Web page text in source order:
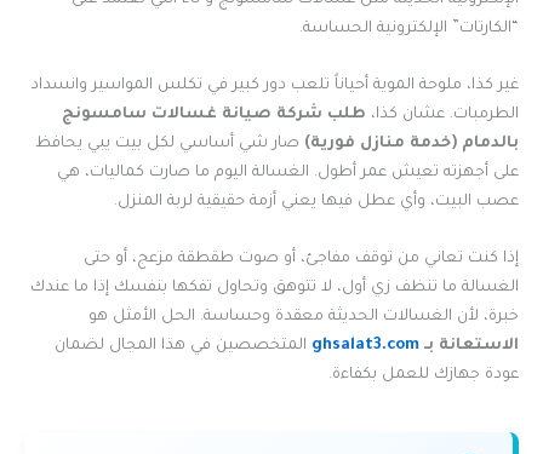
“الكارتات” الإلكترونية الحساسة.
غير كذا، ملوحة الموية أحياناً تلعب دور كبير في تكلس المواسير وانسداد
الطرمبات. عشان كذا، طلب شركة صيانة غسالات سامسونج
بالدمام (خدمة منازل فورية) صار شي أساسي لكل بيت يبي يحافظ
على أجهزته تعيش عمر أطول. الغسالة اليوم ما صارت كماليات، هي
عصب البيت، وأي عطل فيها يعني أزمة حقيقية لربة المنزل.
إذا كنت تعاني من توقف مفاجئ، أو صوت طقطقة مزعج، أو حتى
الغسالة ما تنظف زي أول، لا تتوهق وتحاول تفكها بنفسك إذا ما عندك
خبرة، لأن الغسالات الحديثة معقدة وحساسة. الحل الأمثل هو
الاستعانة بـ ghsalat3.com المتخصصين في هذا المجال لضمان
عودة جهازك للعمل بكفاءة.